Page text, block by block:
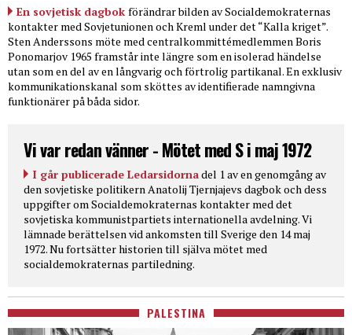
En sovjetisk dagbok förändrar bilden av Socialdemokraternas
kontakter med Sovjetunionen och Kreml under det “Kalla kriget”.
Sten Anderssons möte med centralkommittémedlemmen Boris
Ponomarjov 1965 framstår inte längre som en isolerad händelse
utan som en del av en långvarig och förtrolig partikanal. En exklusiv
kommunikationskanal som sköttes av identifierade namngivna
funktionärer på båda sidor.
Vi var redan vänner - Mötet med S i maj 1972
I går publicerade Ledarsidornadel 1 av en genomgång av
den sovjetiske politikern Anatolij Tjernjajevs dagbok och dess
uppgifter om Socialdemokraternas kontakter med det
sovjetiska kommunistpartiets internationella avdelning. Vi
lämnade berättelsen vid ankomsten till Sverige den 14 maj
1972. Nu fortsätter historien till själva mötet med
socialdemokraternas partiledning.
PALESTINA